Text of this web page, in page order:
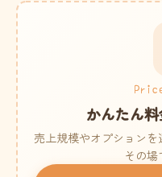
かんたん
売上規模やオプション
その場